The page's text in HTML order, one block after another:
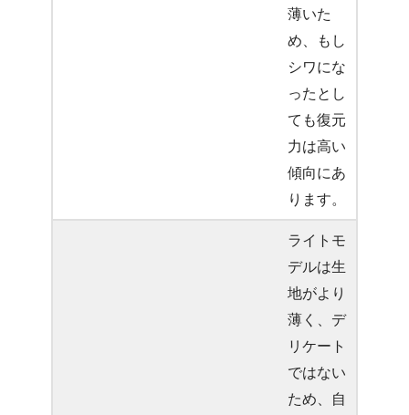
薄いた
め、もし
シワにな
ったとし
ても復元
力は高い
傾向にあ
ります。
ライトモ
デルは生
地がより
薄く、デ
リケート
ではない
ため、自